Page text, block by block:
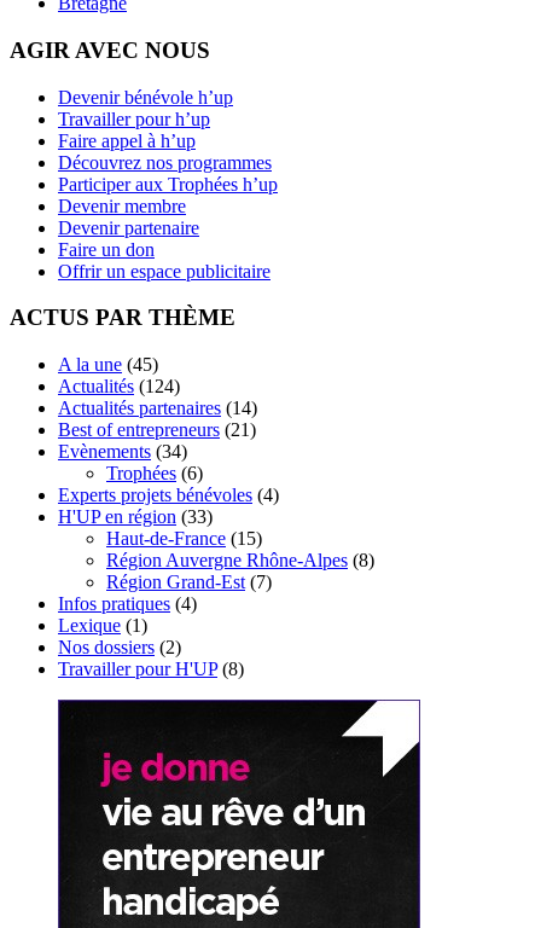
AGIR AVEC NOUS
Devenir bénévole h’up
Travailler pour h’up
Faire appel à h’up
Découvrez nos programmes
Participer aux Trophées h’up
Devenir membre
Devenir partenaire
Faire un don
Offrir un espace publicitaire
ACTUS PAR THÈME
A la une (45)
Actualités (124)
Actualités partenaires (14)
Best of entrepreneurs (21)
Evènements (34)
Trophées (6)
Experts projets bénévoles (4)
H'UP en région (33)
Haut-de-France (15)
Région Auvergne Rhône-Alpes (8)
Région Grand-Est (7)
Infos pratiques (4)
Lexique (1)
Nos dossiers (2)
Travailler pour H'UP(8)